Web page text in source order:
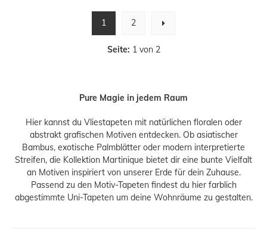
1 2
Seite: 1 von 2
Pure Magie in jedem Raum
Hier kannst du Vliestapeten mit natürlichen floralen oder
abstrakt grafischen Motiven entdecken. Ob asiatischer
Bambus, exotische Palmblätter oder modern interpretierte
Streifen, die Kollektion Martinique bietet dir eine bunte Vielfalt
an Motiven inspiriert von unserer Erde für dein Zuhause.
Passend zu den Motiv-Tapeten findest du hier farblich
abgestimmte Uni-Tapeten um deine Wohnräume zu gestalten.